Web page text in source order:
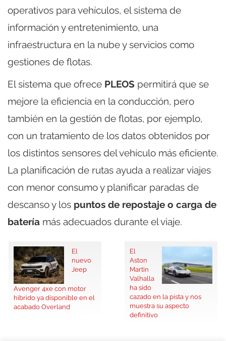
operativos para vehículos, el sistema de
información y entretenimiento, una
infraestructura en la nube y servicios como
gestiones de flotas.
El sistema que ofrece PLEOS permitirá que se
mejore la eficiencia en la conducción, pero
también en la gestión de flotas, por ejemplo,
con un tratamiento de los datos obtenidos por
los distintos sensores del vehículo más eficiente.
La planificación de rutas ayuda a realizar viajes
con menor consumo y planificar paradas de
descanso y los puntos de repostaje o carga de
batería más adecuados durante el viaje.
El
nuevo
Jeep
Avenger 4xe con motor
híbrido ya disponible en el
acabado Overland
El
Aston
Martin
Valhalla
ha sido
cazado en la pista y nos
muestra su aspecto
definitivo